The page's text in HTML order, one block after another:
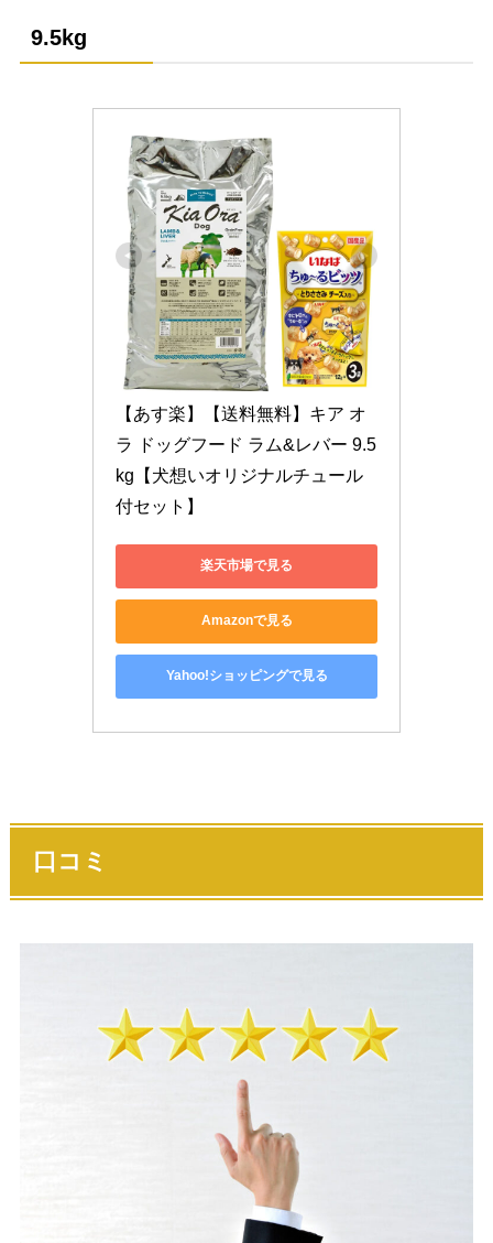
9.5kg
【あす楽】【送料無料】キア オ
ラ ドッグフード ラム&レバー 9.5
kg【犬想いオリジナルチュール
付セット】
楽天市場で見る
Amazonで見る
Yahoo!ショッピングで見る
口コミ